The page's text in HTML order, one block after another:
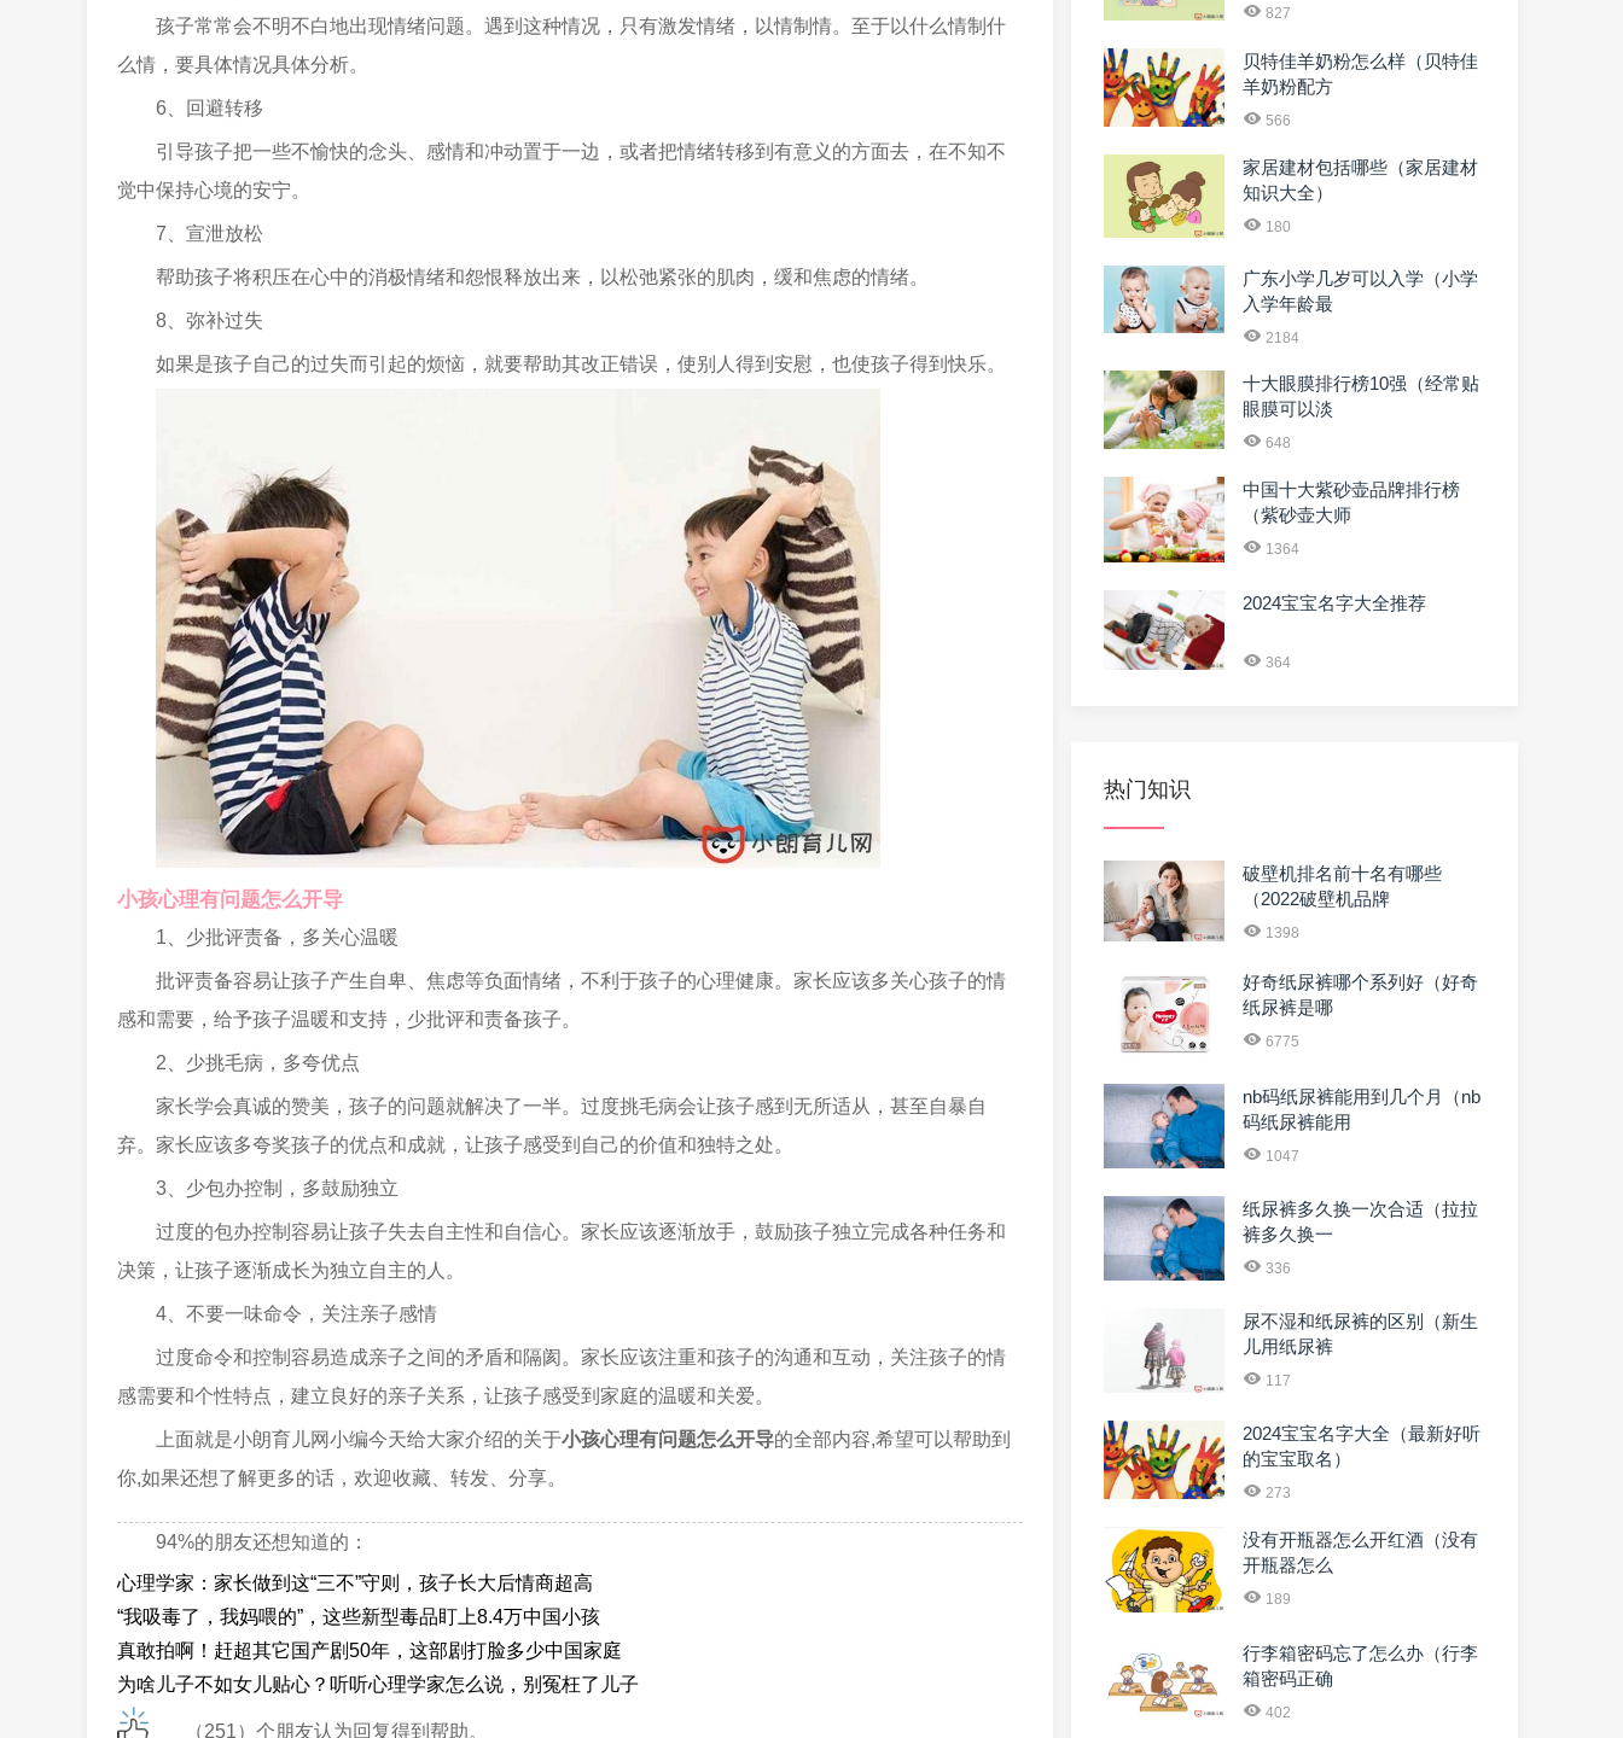
孩子常常会不明不白地出现情绪问题。遇到这种情况，只有激发情绪，以情制情。至于以什么情制什
么情，要具体情况具体分析。
6、回避转移
引导孩子把一些不愉快的念头、感情和冲动置于一边，或者把情绪转移到有意义的方面去，在不知不
觉中保持心境的安宁。
7、宣泄放松
帮助孩子将积压在心中的消极情绪和怨恨释放出来，以松弛紧张的肌肉，缓和焦虑的情绪。
8、弥补过失
如果是孩子自己的过失而引起的烦恼，就要帮助其改正错误，使别人得到安慰，也使孩子得到快乐。
小孩心理有问题怎么开导
1、少批评责备，多关心温暖
批评责备容易让孩子产生自卑、焦虑等负面情绪，不利于孩子的心理健康。家长应该多关心孩子的情
感和需要，给予孩子温暖和支持，少批评和责备孩子。
2、少挑毛病，多夸优点
家长学会真诚的赞美，孩子的问题就解决了一半。过度挑毛病会让孩子感到无所适从，甚至自暴自
弃。家长应该多夸奖孩子的优点和成就，让孩子感受到自己的价值和独特之处。
3、少包办控制，多鼓励独立
过度的包办控制容易让孩子失去自主性和自信心。家长应该逐渐放手，鼓励孩子独立完成各种任务和
决策，让孩子逐渐成长为独立自主的人。
4、不要一味命令，关注亲子感情
过度命令和控制容易造成亲子之间的矛盾和隔阂。家长应该注重和孩子的沟通和互动，关注孩子的情
感需要和个性特点，建立良好的亲子关系，让孩子感受到家庭的温暖和关爱。
上面就是小朗育儿网小编今天给大家介绍的关于小孩心理有问题怎么开导的全部内容,希望可以帮助到
你,如果还想了解更多的话，欢迎收藏、转发、分享。
94%的朋友还想知道的：
心理学家：家长做到这“三不”守则，孩子长大后情商超高
“我吸毒了，我妈喂的”，这些新型毒品盯上8.4万中国小孩
真敢拍啊！赶超其它国产剧50年，这部剧打脸多少中国家庭
为啥儿子不如女儿贴心？听听心理学家怎么说，别冤枉了儿子
（251）个朋友认为回复得到帮助。
827
贝特佳羊奶粉怎么样（贝特佳
羊奶粉配方
566
家居建材包括哪些（家居建材
知识大全）
180
广东小学几岁可以入学（小学
入学年龄最
2184
十大眼膜排行榜10强（经常贴
眼膜可以淡
648
中国十大紫砂壶品牌排行榜
（紫砂壶大师
1364
2024宝宝名字大全推荐
364
热门知识
破壁机排名前十名有哪些
（2022破壁机品牌
1398
好奇纸尿裤哪个系列好（好奇
纸尿裤是哪
6775
nb码纸尿裤能用到几个月（nb
码纸尿裤能用
1047
纸尿裤多久换一次合适（拉拉
裤多久换一
336
尿不湿和纸尿裤的区别（新生
儿用纸尿裤
117
2024宝宝名字大全（最新好听
的宝宝取名）
273
没有开瓶器怎么开红酒（没有
开瓶器怎么
189
行李箱密码忘了怎么办（行李
箱密码正确
402